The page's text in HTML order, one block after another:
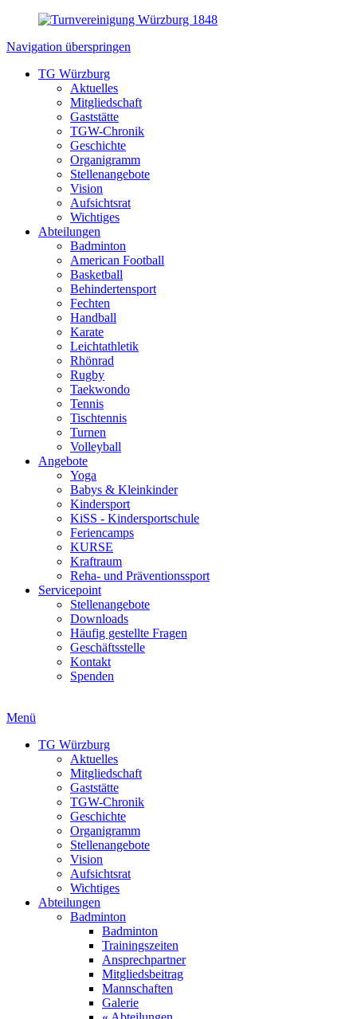
Navigation überspringen
TG Würzburg
Aktuelles
Mitgliedschaft
Gaststätte
TGW-Chronik
Geschichte
Organigramm
Stellenangebote
Vision
Aufsichtsrat
Wichtiges
Abteilungen
Badminton
American Football
Basketball
Behindertensport
Fechten
Handball
Karate
Leichtathletik
Rhönrad
Rugby
Taekwondo
Tennis
Tischtennis
Turnen
Volleyball
Angebote
Yoga
Babys & Kleinkinder
Kindersport
KiSS - Kindersportschule
Feriencamps
KURSE
Kraftraum
Reha- und Präventionssport
Servicepoint
Stellenangebote
Downloads
Häufig gestellte Fragen
Geschäftsstelle
Kontakt
Spenden
Menü
TG Würzburg
Aktuelles
Mitgliedschaft
Gaststätte
TGW-Chronik
Geschichte
Organigramm
Stellenangebote
Vision
Aufsichtsrat
Wichtiges
Abteilungen
Badminton
Badminton
Trainingszeiten
Ansprechpartner
Mitgliedsbeitrag
Mannschaften
Galerie